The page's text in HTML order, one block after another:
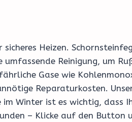
Heizen.
Reinigung, um
Gase wie
Reparaturkosten.
Winter ist es wichtig, dass
– Klicke auf den Button